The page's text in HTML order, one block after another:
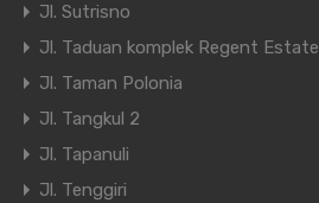
Jl. Sutrisno
Jl. Taduan komplek Regent Estate
Jl. Taman Polonia
Jl. Tangkul 2
Jl. Tapanuli
Jl. Tenggiri